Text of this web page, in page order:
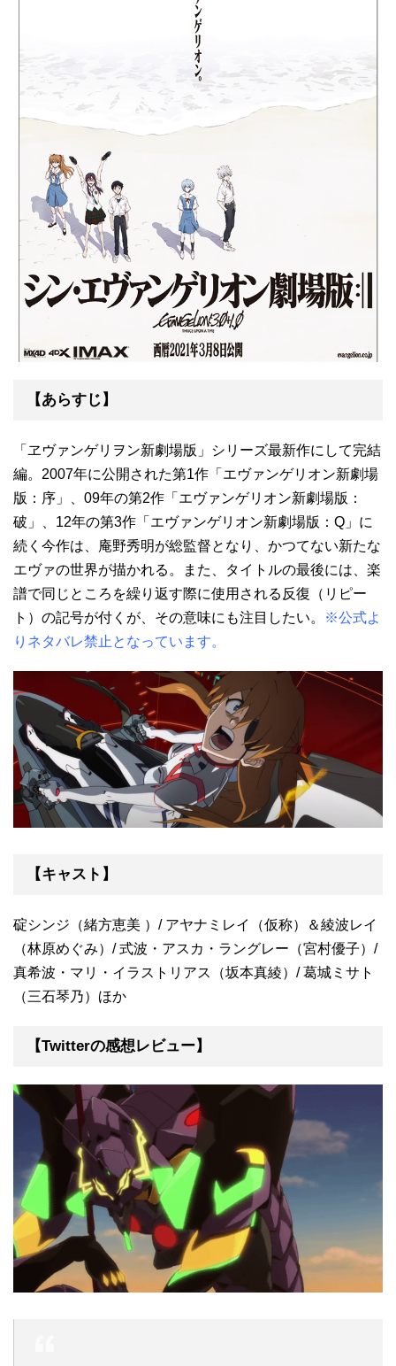
【あらすじ】
「ヱヴァンゲリヲン新劇場版」シリーズ最新作にして完結
編。2007年に公開された第1作「エヴァンゲリオン新劇場
版：序」、09年の第2作「エヴァンゲリオン新劇場版：
破」、12年の第3作「エヴァンゲリオン新劇場版：Q」に
続く今作は、庵野秀明が総監督となり、かつてない新たな
エヴァの世界が描かれる。また、タイトルの最後には、楽
譜で同じところを繰り返す際に使用される反復（リピー
ト）の記号が付くが、その意味にも注目したい。
※公式よ
りネタバレ禁止となっています。
【キャスト】
碇シンジ（緒方恵美 ）/ アヤナミレイ（仮称）＆綾波レイ
（林原めぐみ）/ 式波・アスカ・ラングレー（宮村優子）/
真希波・マリ・イラストリアス（坂本真綾）/ 葛城ミサト
（三石琴乃）ほか
【Twitterの感想レビュー】